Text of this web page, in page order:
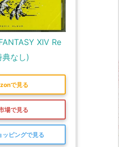
XIV Re
なし)
で見る
場で見る
ピングで見る